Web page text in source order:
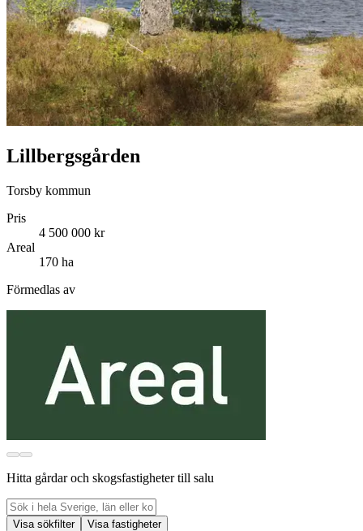
Lillbergsgården
Torsby kommun
Pris
4 500 000 kr
Areal
170 ha
Förmedlas av
Hitta gårdar och skogsfastigheter till salu
Visa sökfilter Visa fastigheter